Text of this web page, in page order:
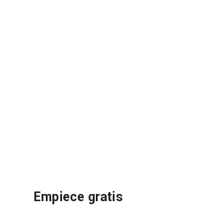
Empiece gratis